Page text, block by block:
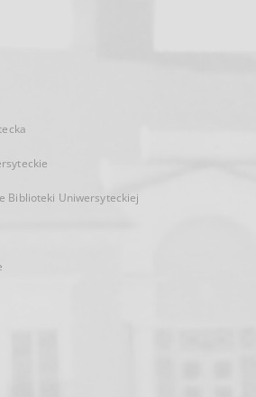
Biblioteki Uniwersyteckiej